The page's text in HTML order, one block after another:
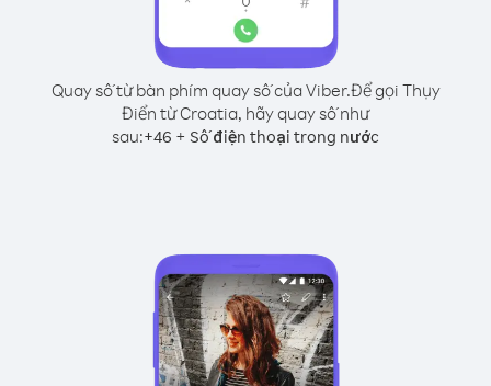
Quay số từ bàn phím quay số của Viber.Để gọi Thụy
Điển từ Croatia, hãy quay số như
sau:+46 + Số điện thoại trong nước